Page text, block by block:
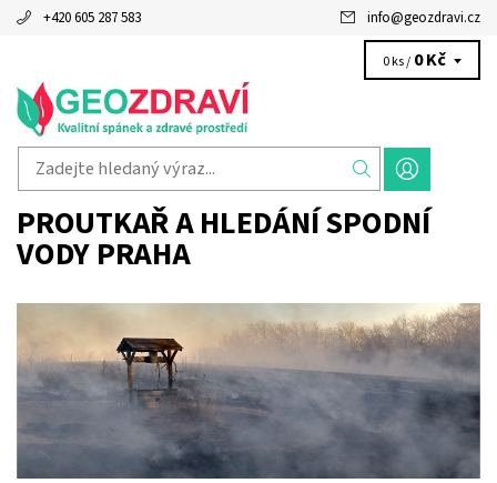
+420 605 287 583 info@geozdravi.cz
0 ks / 0 Kč
PROUTKAŘ A HLEDÁNÍ SPODNÍ
VODY PRAHA